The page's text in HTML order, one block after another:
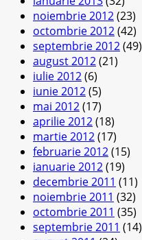
noiembrie 2012(23)
octombrie 2012(42)
septembrie 2012(49)
august 2012(21)
iulie 2012(6)
iunie 2012(5)
mai 2012(17)
aprilie 2012(18)
martie 2012(17)
februarie 2012(15)
ianuarie 2012(19)
decembrie 2011 (11)
noiembrie 2011 (32)
octombrie 2011 (35)
septembrie 2011 (14)